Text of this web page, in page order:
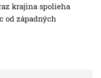
krajina spolieha
od západných